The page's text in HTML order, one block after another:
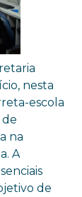
nesta
escola
de
na
A
de